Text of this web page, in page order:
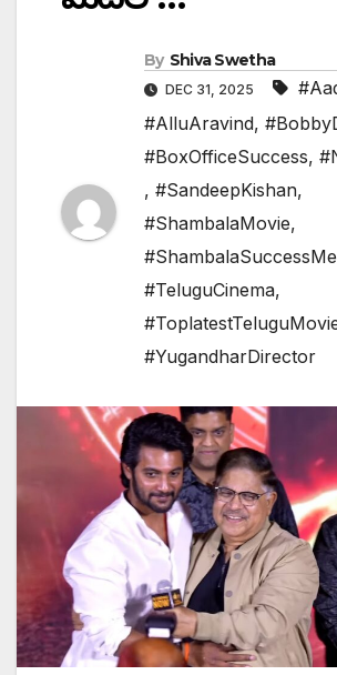
By Shiva Swetha
DEC 31, 2025
#AlluAravind,
#BoxOfficeSuccess,
, #SandeepKishan,
#ShambalaMovie,
#TeluguCinema,
#YugandharDirector